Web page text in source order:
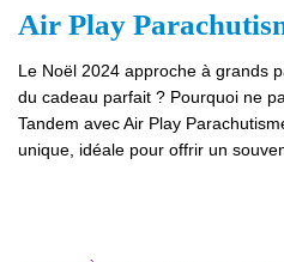
Air Play
Le Noël 2024 approche à grands
du cadeau parfait ? Pourquoi ne
Tandem avec Air Play
unique, idéale pour offrir un